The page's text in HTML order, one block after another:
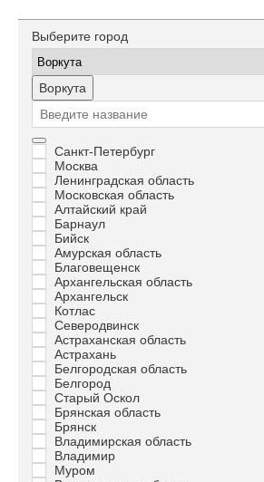
Выберите город
Воркута
Санкт-Петербург
Москва
Ленинградская область
Московская область
Алтайский край
Барнаул
Бийск
Амурская область
Благовещенск
Архангельская область
Архангельск
Котлас
Северодвинск
Астраханская область
Астрахань
Белгородская область
Белгород
Старый Оскол
Брянская область
Брянск
Владимирская область
Владимир
Муром